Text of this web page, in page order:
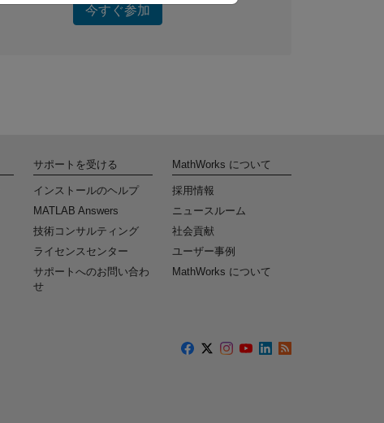
今すぐ参加
サポートを受ける
インストールのヘルプ
MATLAB Answers
技術コンサルティング
ライセンスセンター
サポートへのお問い合わ
せ
MathWorks について
採用情報
ニュースルーム
社会貢献
ユーザー事例
MathWorks について